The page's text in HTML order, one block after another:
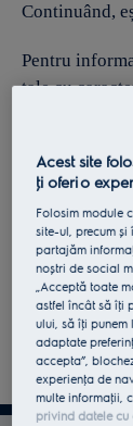
Continuând,
Pentru
tale cu
Acest site
ţi oferi o
Folosim module
site-ul, precum și
partajăm
noștri de social
„Acceptă toate
astfel încât să îţi
ului, să îţi
adaptate
accepta”,
experienţa de
multe informaţii,
privind datele cu